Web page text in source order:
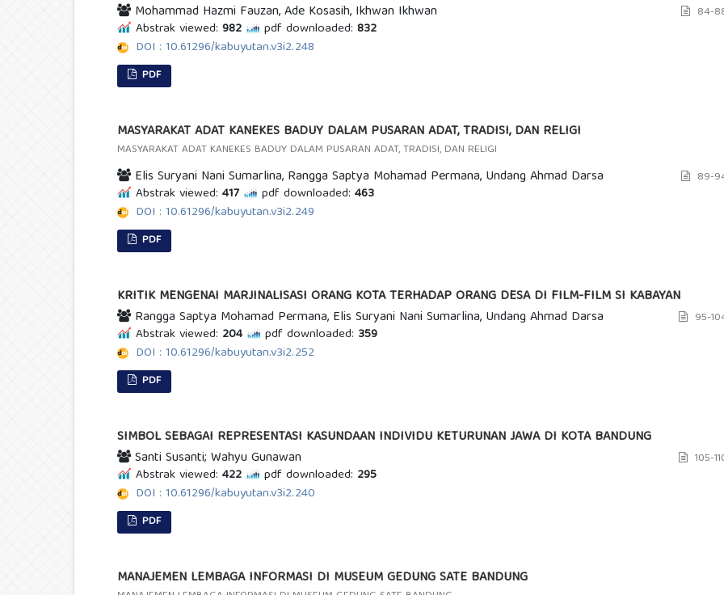
Mohammad Hazmi Fauzan, Ade Kosasih, Ikhwan Ikhwan 84-
Abstrak viewed: 982 pdf downloaded: 832
DOI : 10.61296/kabuyutan.v3i2.248
PDF
MASYARAKAT ADAT KANEKES BADUY DALAM PUSARAN ADAT, TRADISI, DAN RELIGI
MASYARAKAT ADAT KANEKES BADUY DALAM PUSARAN ADAT, TRADISI, DAN RELIGI
Elis Suryani Nani Sumarlina, Rangga Saptya Mohamad Permana, Undang Ahmad Darsa 89-
Abstrak viewed: 417 pdf downloaded: 463
DOI : 10.61296/kabuyutan.v3i2.249
PDF
KRITIK MENGENAI MARJINALISASI ORANG KOTA TERHADAP ORANG DESA DI FILM-FILM SI KABAYAN
Rangga Saptya Mohamad Permana, Elis Suryani Nani Sumarlina, Undang Ahmad Darsa
95-
Abstrak viewed: 204 pdf downloaded: 359
DOI : 10.61296/kabuyutan.v3i2.252
PDF
SIMBOL SEBAGAI REPRESENTASI KASUNDAAN INDIVIDU KETURUNAN JAWA DI KOTA BANDUNG
Santi Susanti; Wahyu Gunawan
105-
Abstrak viewed: 422 pdf downloaded: 295
DOI : 10.61296/kabuyutan.v3i2.240
PDF
MANAJEMEN LEMBAGA INFORMASI DI MUSEUM GEDUNG SATE BANDUNG